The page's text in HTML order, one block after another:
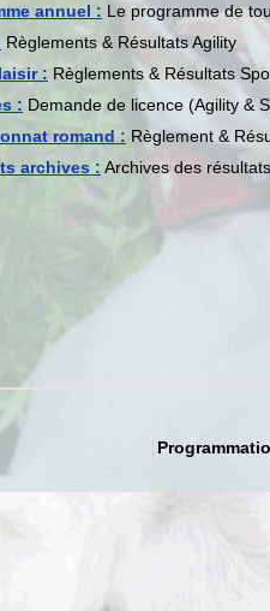
annuel : Le programme de
Règlements & Résultats Agility
: Règlements & Résultats
: Demande de licence (Agility &
romand : Règlement &
archives : Archives des résultats